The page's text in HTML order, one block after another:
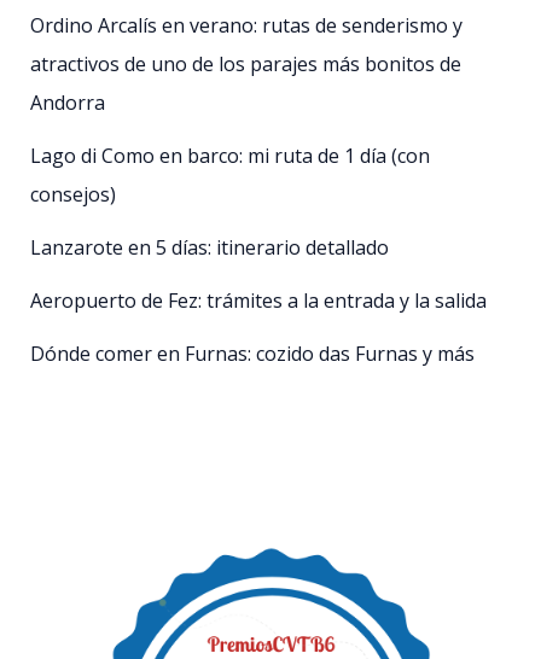
Ordino Arcalís en verano: rutas de senderismo y
atractivos de uno de los parajes más bonitos de
Andorra
Lago di Como en barco: mi ruta de 1 día (con
consejos)
Lanzarote en 5 días: itinerario detallado
Aeropuerto de Fez: trámites a la entrada y la salida
Dónde comer en Furnas: cozido das Furnas y más